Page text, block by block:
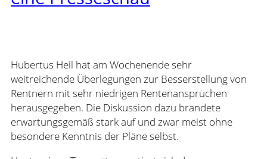
Hubertus Heil hat am Wochenende sehr
weitreichende Überlegungen zur Besserstellung von
Rentnern mit sehr niedrigen Rentenansprüchen
herausgegeben. Die Diskussion dazu brandete
erwartungsgemäß stark auf und zwar meist ohne
besondere Kenntnis der Pläne selbst.